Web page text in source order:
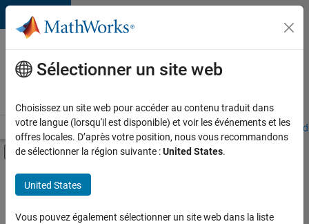
Passer au contenu
Votre
carrière
chez
Accueil Explorer nos opportunités Adresses de nos bureaux
Activer/désactiver l'affichage du menu
Contenu principal
FILTRER PAR
Programme destiné aux nouvelles carrières (EDG)
Infrastructure et architecture
Sélectionner un site web
Choisissez un site web pour accéder au contenu traduit dans
votre langue (lorsqu'il est disponible) et voir les événements et les
offres locales. D’après votre position, nous vous recommandons
de sélectionner la région suivante :United States.
United States
Vous pouvez également sélectionner un site web dans la liste